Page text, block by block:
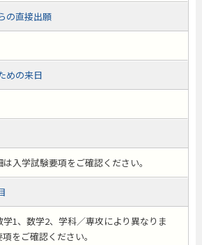
の直接出願
めの来日
入学試験要項をご確認ください。
1、数学2、学科／専攻により異なりま
をご確認ください。